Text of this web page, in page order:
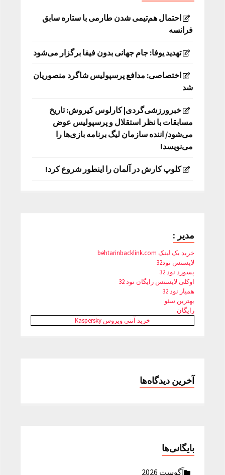
احتمال هم‌تیمی شدن طارمی با ستاره سابق
فرانسه
تهدید یوفا: جام جهانی بدون فیفا برگزار می‌شود
اختصاصی: مدافع پرسپولیس شاگرد منصوریان
شد
خبرورزشی‌گردی| کارلوس کیروش: تاریخ
مسابقات با نظر استقلال و پرسپولیس عوض
می‌شود/ اننده سازمان لیگ برنامه بازی‌ها را
می‌نویسد!
کلوپ کارش در آلمان را اینطور شروع کرد!
مدیر :
خرید بک لینک behtarinbacklink.com
لایسنس نود32
پسورد نود 32
اوکلی لایسنس رایگان نود 32
همیار نود 32
بهترین سئو
رایگان
خرید آنتی ویروس Kaspersky
آخرین دیدگاه‌ها
بایگانی‌ها
آگوست 2026